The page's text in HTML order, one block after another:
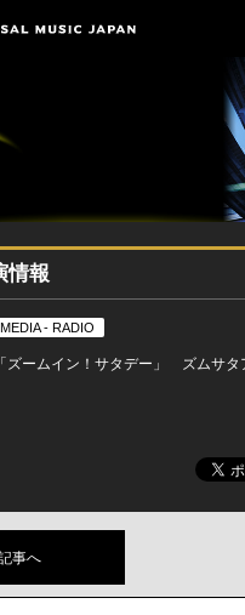
情報
MEDIA - RADIO
ズームイン！サタデー」 ズムサタ
事へ